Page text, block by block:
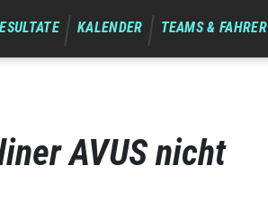
KALENDER TEAMS & FAHRER
AVUS nicht